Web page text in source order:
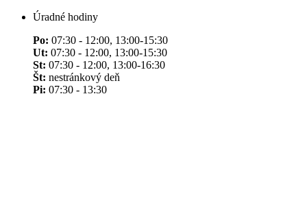
Úradné hodiny
Po: 07:30 - 12:00, 13:00-15:30
Ut: 07:30 - 12:00, 13:00-15:30
St: 07:30 - 12:00, 13:00-16:30
Št: nestránkový deň
Pi: 07:30 - 13:30